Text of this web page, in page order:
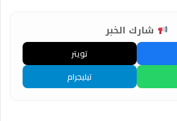
شارك الخبر
تويتر
تيليجرام